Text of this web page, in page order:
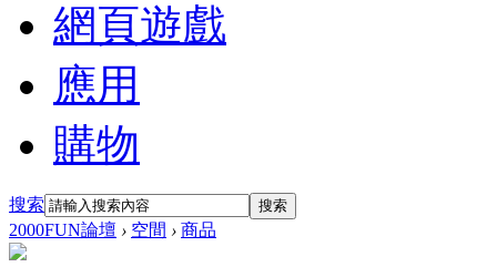
網頁遊戲
應用
購物
搜索 搜索
2000FUN論壇 › 空間 › 商品